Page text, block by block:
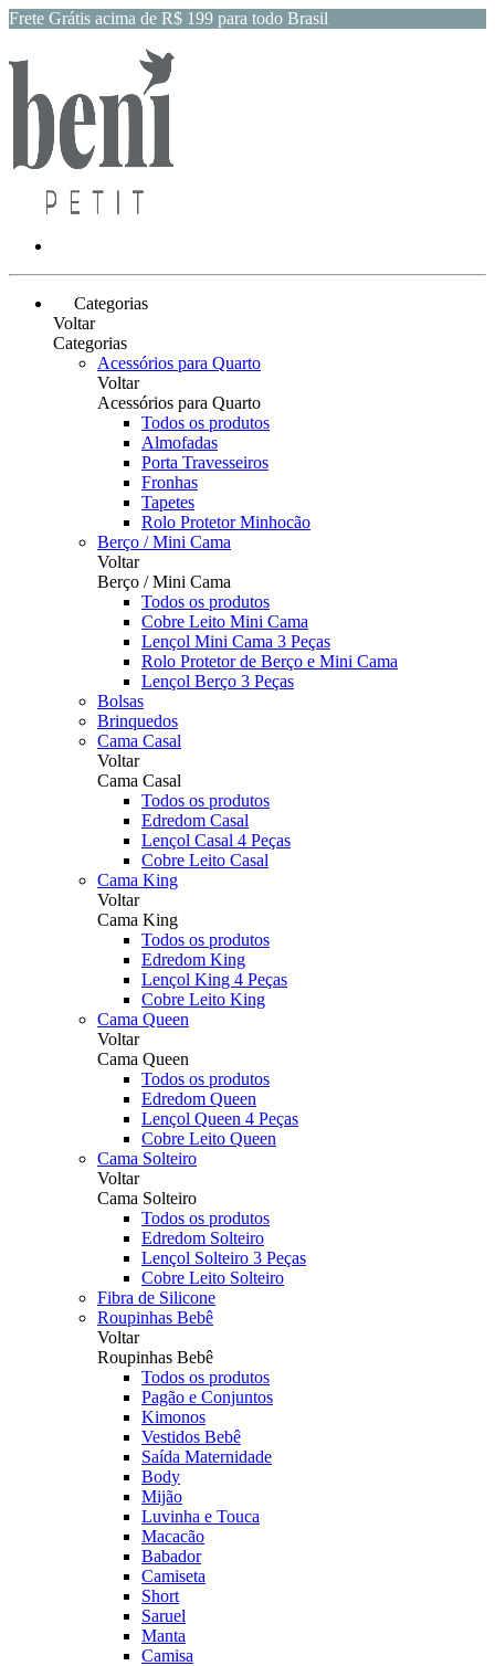
Frete Grátis acima de R$ 199 para todo Brasil
Categorias
Voltar
Categorias
Acessórios para Quarto
Voltar
Acessórios para Quarto
Todos os produtos
Almofadas
Porta Travesseiros
Fronhas
Tapetes
Rolo Protetor Minhocão
Berço / Mini Cama
Voltar
Berço / Mini Cama
Todos os produtos
Cobre Leito Mini Cama
Lençol Mini Cama 3 Peças
Rolo Protetor de Berço e Mini Cama
Lençol Berço 3 Peças
Bolsas
Brinquedos
Cama Casal
Voltar
Cama Casal
Todos os produtos
Edredom Casal
Lençol Casal 4 Peças
Cobre Leito Casal
Cama King
Voltar
Cama King
Todos os produtos
Edredom King
Lençol King 4 Peças
Cobre Leito King
Cama Queen
Voltar
Cama Queen
Todos os produtos
Edredom Queen
Lençol Queen 4 Peças
Cobre Leito Queen
Cama Solteiro
Voltar
Cama Solteiro
Todos os produtos
Edredom Solteiro
Lençol Solteiro 3 Peças
Cobre Leito Solteiro
Fibra de Silicone
Roupinhas Bebê
Voltar
Roupinhas Bebê
Todos os produtos
Pagão e Conjuntos
Kimonos
Vestidos Bebê
Saída Maternidade
Body
Mijão
Luvinha e Touca
Macacão
Babador
Camiseta
Short
Saruel
Manta
Camisa